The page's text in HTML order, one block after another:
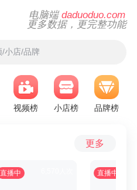
电脑端daduoduo.com
更多数据，更完整功能
小店/品牌
视频榜 小店榜 品牌榜
更多
直播中 直播中